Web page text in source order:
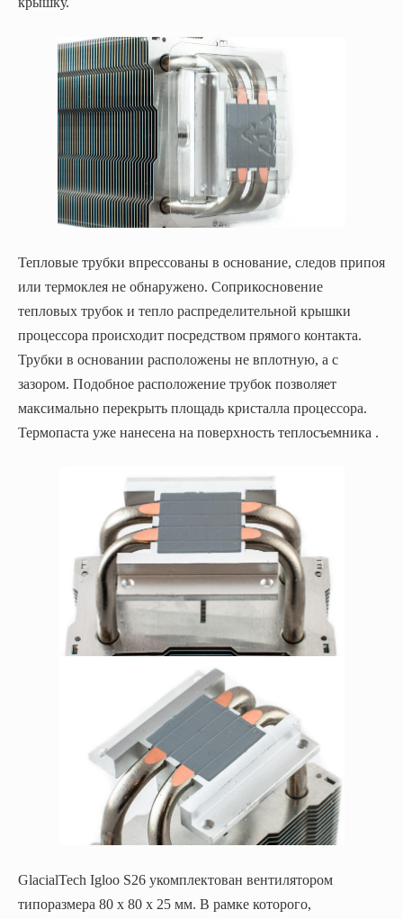
Тепловые трубки впрессованы в основание, следов припоя
или термоклея не обнаружено. Соприкосновение
тепловых трубок и тепло распределительной крышки
процессора происходит посредством прямого контакта.
Трубки в основании расположены не вплотную, а с
зазором. Подобное расположение трубок позволяет
максимально перекрыть площадь кристалла процессора.
Термопаста уже нанесена на поверхность теплосъемника .
GlacialTech Igloo S26 укомплектован вентилятором
типоразмера 80 х 80 х 25 мм. В рамке которого,